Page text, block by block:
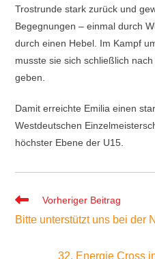
Trostrunde stark zurück und
Begegnungen – einmal durch
durch einen Hebel. Im Kampf
musste sie sich schließlich
geben.
Damit erreichte Emilia einen
Westdeutschen
höchster Ebene der U15.
Weitere
ansehen
Vorheriger Beitrag
Bitte unterstützt uns bei der
32. Energie Cross